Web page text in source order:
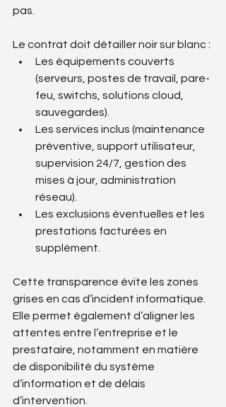
pas.
Le contrat doit détailler noir sur blanc :
Les équipements couverts
(serveurs, postes de travail, pare-
feu, switchs, solutions cloud,
sauvegardes).
Les services inclus (maintenance
préventive, support utilisateur,
supervision 24/7, gestion des
mises à jour, administration
réseau).
Les exclusions éventuelles et les
prestations facturées en
supplément.
Cette transparence évite les zones
grises en cas d’incident informatique.
Elle permet également d’aligner les
attentes entre l’entreprise et le
prestataire, notamment en matière
de disponibilité du système
d’information et de délais
d’intervention.